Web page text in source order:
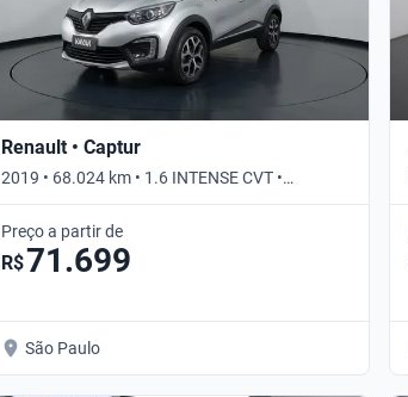
Renault • Captur
2019 • 68.024 km • 1.6 INTENSE CVT •
Automático
Preço a partir de
R$71.699
São Paulo